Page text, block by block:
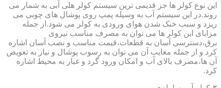
این نوع کولر ها جز قدیمی ترین سیستم کولر هلی آبی به شمار می
روند.در این سیستم آب به وسیله پمپ روی پوشال های چوبی می
ریزد و سبب خنک شدن هوای ورودی به کولر می شود.از جمله
مزایای این کولر ها می توان به مصرف مناسب نیروی
برق،دسترسی آسان به قطعات،قیمت مناسب و نصب آسان اشاره
کرد و از جمله معایب آن می توان به رسوب پوشال و نیاز به تعویض
آن ها،مصرف بالای آب و امکان ورود گرد و غبار به محیط اشاره
کرد.